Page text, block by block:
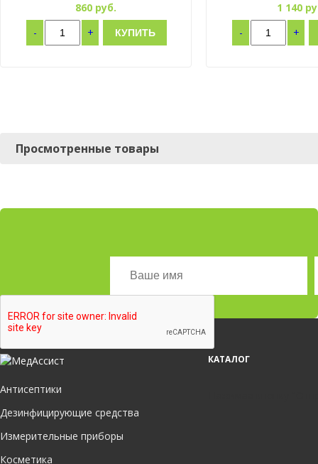
860 руб.
-
+ КУПИТЬ
1 140
-
+
Просмотренные товары
КАТАЛОГ
Антисептики
Дезинфицирующие средства
Измерительные приборы
Косметика